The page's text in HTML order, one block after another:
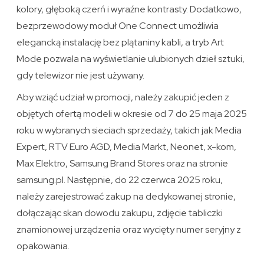
kolory, głęboką czerń i wyraźne kontrasty. Dodatkowo,
bezprzewodowy moduł One Connect umożliwia
elegancką instalację bez plątaniny kabli, a tryb Art
Mode pozwala na wyświetlanie ulubionych dzieł sztuki,
gdy telewizor nie jest używany.
Aby wziąć udział w promocji, należy zakupić jeden z
objętych ofertą modeli w okresie od 7 do 25 maja 2025
roku w wybranych sieciach sprzedaży, takich jak Media
Expert, RTV Euro AGD, Media Markt, Neonet, x-kom,
Max Elektro, Samsung Brand Stores oraz na stronie
samsung.pl. Następnie, do 22 czerwca 2025 roku,
należy zarejestrować zakup na dedykowanej stronie,
dołączając skan dowodu zakupu, zdjęcie tabliczki
znamionowej urządzenia oraz wycięty numer seryjny z
opakowania.